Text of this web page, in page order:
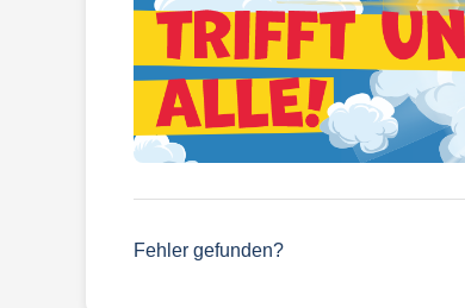
Fehler gefunden?